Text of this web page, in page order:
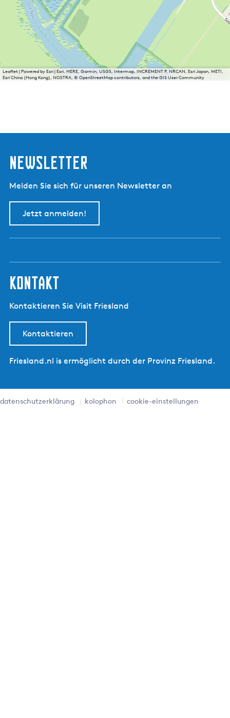
Leaflet|Powered by Esri | Esri, HERE, Garmin, USGS, Intermap, INCREMENT P, NRCAN, Esri Japan, METI,
Esri China (Hong Kong), NOSTRA, © OpenStreetMap contributors, and the GIS User Community
Newsletter
Melden Sie sich für unseren Newsletter an
Jetzt anmelden!
kontakt
Kontaktieren Sie Visit Friesland
Kontaktieren
Friesland.nl is ermöglicht durch der Provinz Friesland.
datenschutzerklärung kolophon cookie-einstellungen